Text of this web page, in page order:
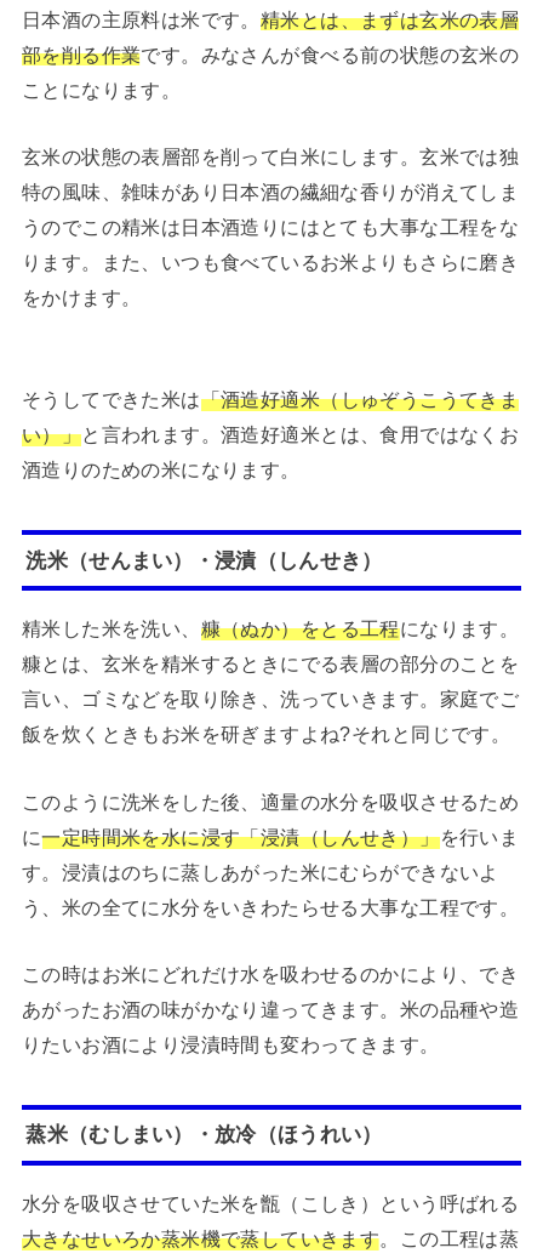
日本酒の主原料は米です。 精米とは、まずは玄米の表層
部を削る作業です。みなさんが食べる前の状態の玄米の
ことになります。
玄米の状態の表層部を削って白米にします。玄米では独
特の風味、雑味があり日本酒の繊細な香りが消えてしま
うのでこの精米は日本酒造りにはとても大事な工程をな
ります。また、いつも食べているお米よりもさらに磨き
をかけます。
そうしてできた米は「酒造好適米（しゅぞうこうてきま
い）」と言われます。酒造好適米とは、食用ではなくお
酒造りのための米になります。
洗米（せんまい）・浸漬（しんせき）
精米した米を洗い、 糠（ぬか）をとる工程になります。
糠とは、玄米を精米するときにでる表層の部分のことを
言い、ゴミなどを取り除き、洗っていきます。家庭でご
飯を炊くときもお米を研ぎますよね?それと同じです。
このように洗米をした後、適量の水分を吸収させるため
に一定時間米を水に浸す「浸漬（しんせき）」を行いま
す。浸漬はのちに蒸しあがった米にむらができないよ
う、米の全てに水分をいきわたらせる大事な工程です。
この時はお米にどれだけ水を吸わせるのかにより、でき
あがったお酒の味がかなり違ってきます。米の品種や造
りたいお酒により浸漬時間も変わってきます。
蒸米（むしまい）・放冷（ほうれい）
水分を吸収させていた米を甑（こしき）という呼ばれる
大きなせいろか蒸米機で蒸していきます。この工程は蒸